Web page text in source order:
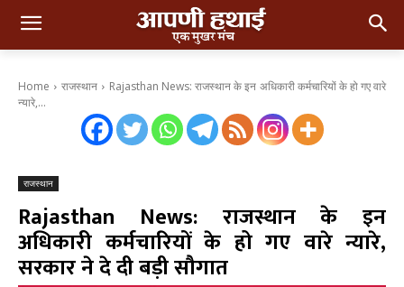
Home राजस्थान
Rajasthan News: राजस्थान के इन अधिकारी कर्मचारियों के हो गए वारे
न्यारे,...
राजस्थान
Rajasthan News: राजस्थान के इन
अधिकारी कर्मचारियों के हो गए वारे न्यारे,
सरकार ने दे दी बड़ी सौगात